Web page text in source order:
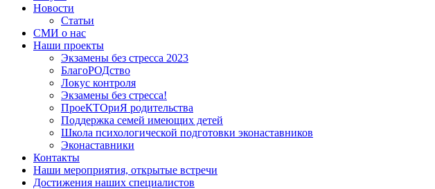
Новости
Статьи
СМИ о нас
Наши проекты
Экзамены без стресса 2023
БлагоРОДство
Локус контроля
Экзамены без стресса!
ПроеКТОриЯ родительства
Поддержка семей имеющих детей
Школа психологической подготовки эконаставников
Эконаставники
Контакты
Наши мероприятия, открытые встречи
Достижения наших специалистов